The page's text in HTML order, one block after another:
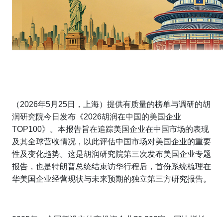
（2026年5月25日，上海）提供有质量的榜单与调研的胡
润研究院今日发布《2026胡润在中国的美国企业
TOP100》。本报告旨在追踪美国企业在中国市场的表现
及其全球营收情况，以此评估中国市场对美国企业的重要
性及变化趋势。这是胡润研究院第三次发布美国企业专题
报告，也是特朗普总统结束访华行程后，首份系统梳理在
华美国企业经营现状与未来预期的独立第三方研究报告。